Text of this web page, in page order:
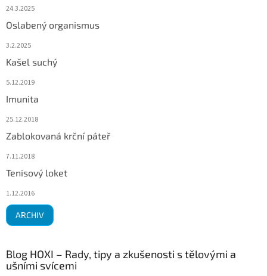
24.3.2025
Oslabený organismus
3.2.2025
Kašel suchý
5.12.2019
Imunita
25.12.2018
Zablokovaná krční páteř
7.11.2018
Tenisový loket
1.12.2016
ARCHIV
Blog HOXI – Rady, tipy a zkušenosti s tělovými a
ušními svícemi